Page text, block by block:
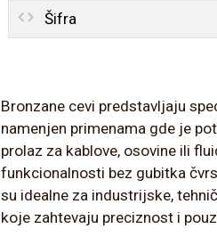
Šifra
Bronzane cevi predstavljaju
namenjen primenama gde je
prolaz za kablove, osovine ili
funkcionalnosti bez gubitka
su idealne za industrijske,
koje zahtevaju preciznost i